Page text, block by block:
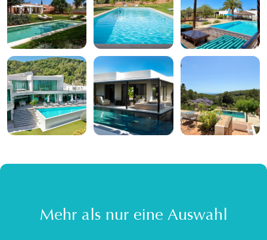
Mehr als nur eine Auswahl